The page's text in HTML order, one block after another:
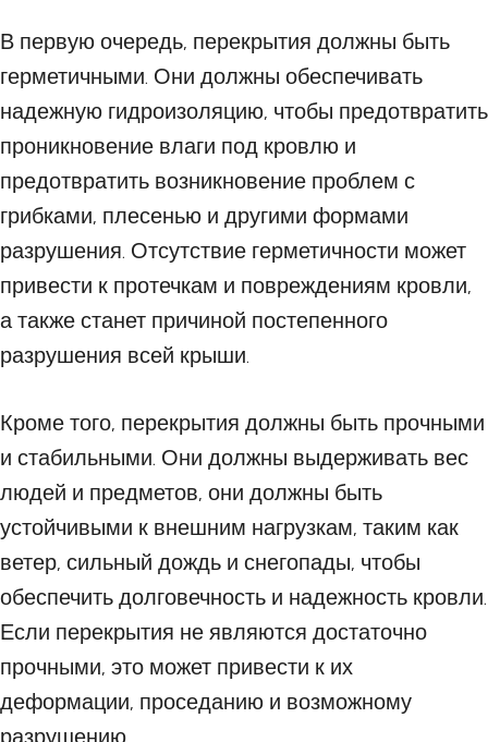
В первую очередь, перекрытия должны быть
герметичными. Они должны обеспечивать
надежную гидроизоляцию, чтобы предотвратить
проникновение влаги под кровлю и
предотвратить возникновение проблем с
грибками, плесенью и другими формами
разрушения. Отсутствие герметичности может
привести к протечкам и повреждениям кровли,
а также станет причиной постепенного
разрушения всей крыши.
Кроме того, перекрытия должны быть прочными
и стабильными. Они должны выдерживать вес
людей и предметов, они должны быть
устойчивыми к внешним нагрузкам, таким как
ветер, сильный дождь и снегопады, чтобы
обеспечить долговечность и надежность кровли.
Если перекрытия не являются достаточно
прочными, это может привести к их
деформации, проседанию и возможному
разрушению.